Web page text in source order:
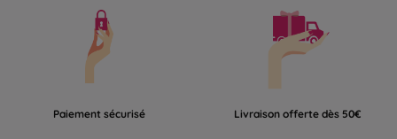
Paiement sécurisé Livraison offerte dès 50€